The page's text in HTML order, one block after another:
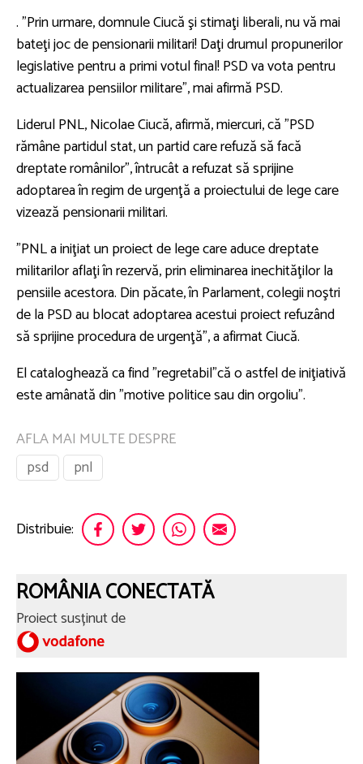
. ”Prin urmare, domnule Ciucă şi stimaţi liberali, nu vă mai
bateţi joc de pensionarii militari! Daţi drumul propunerilor
legislative pentru a primi votul final! PSD va vota pentru
actualizarea pensiilor militare”, mai afirmă PSD.
Liderul PNL, Nicolae Ciucă, afirmă, miercuri, că ”PSD
rămâne partidul stat, un partid care refuză să facă
dreptate românilor”, întrucât a refuzat să sprijine
adoptarea în regim de urgenţă a proiectului de lege care
vizează pensionarii militari.
”PNL a iniţiat un proiect de lege care aduce dreptate
militarilor aflaţi în rezervă, prin eliminarea inechităţilor la
pensiile acestora. Din păcate, în Parlament, colegii noştri
de la PSD au blocat adoptarea acestui proiect refuzând
să sprijine procedura de urgenţă”, a afirmat Ciucă.
El cataloghează ca find ”regretabil”că o astfel de iniţiativă
este amânată din ”motive politice sau din orgoliu”.
AFLA MAI MULTE DESPRE
psd
pnl
Distribuie:
ROMÂNIA CONECTATĂ
Proiect susținut de